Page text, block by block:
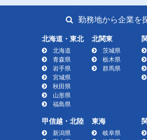
勤務地から企業を
北海道・東北
北海道
青森県
岩手県
宮城県
秋田県
山形県
福島県
北関東
茨城県
栃木県
群馬県
甲信越・北陸
新潟県
東海
岐阜県